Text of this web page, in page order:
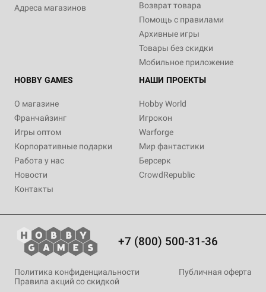
Адреса магазинов
Возврат товара
Помощь с правилами
Архивные игры
Товары без скидки
Мобильное приложение
HOBBY GAMES
О магазине
Франчайзинг
Игры оптом
Корпоративные подарки
Работа у нас
Новости
Контакты
НАШИ ПРОЕКТЫ
Hobby World
Игрокон
Warforge
Мир фантастики
Берсерк
CrowdRepublic
+7 (800) 500-31-36
Политика конфиденциальности
Публичная оферта
Правила акций со скидкой